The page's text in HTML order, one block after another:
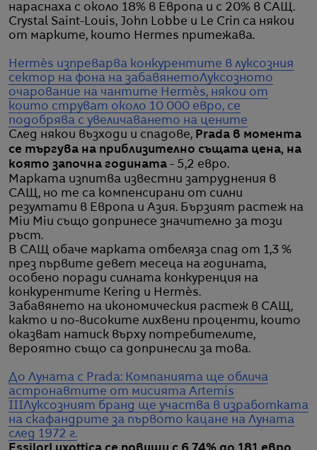
нараснаха с около 18% в Европа и с 20% в САЩ.
Crystal Saint-Louis, John Lobbe и Le Crin са някои
от марките, които Hermes притежава.
Hermès изпреварва конкурентите в луксозния
сектор на фона на забавянетоЛуксозното
очарование на чантите Hermès, някои от
които струват около 10 000 евро, се
подобрява с увеличаването на цените
След някои възходи и спадове, Prada в момента
се търгува на приблизително същата цена, на
която започна годината - 5,2 евро.
Марката изпитва известни затруднения в
САЩ, но те са компенсирани от силни
резултати в Европа и Азия. Бързият растеж на
Miu Miu също допринесе значително за този
ръст.
В САЩ обаче марката отбеляза спад от 1,3 %
през първите девет месеца на годината,
особено поради силната конкуренция на
конкурентите Kering и Hermès.
Забавянето на икономическия растеж в САЩ,
както и по-високите лихвени проценти, които
оказват натиск върху потребителите,
вероятно също са допринесли за това.
До Луната с Prada: Компанията ще облича
астронавтите от мисията Artemis
IIIЛуксозният бранд ще участва в изработката
на скафандрите за първото кацане на Луната
след 1972 г.